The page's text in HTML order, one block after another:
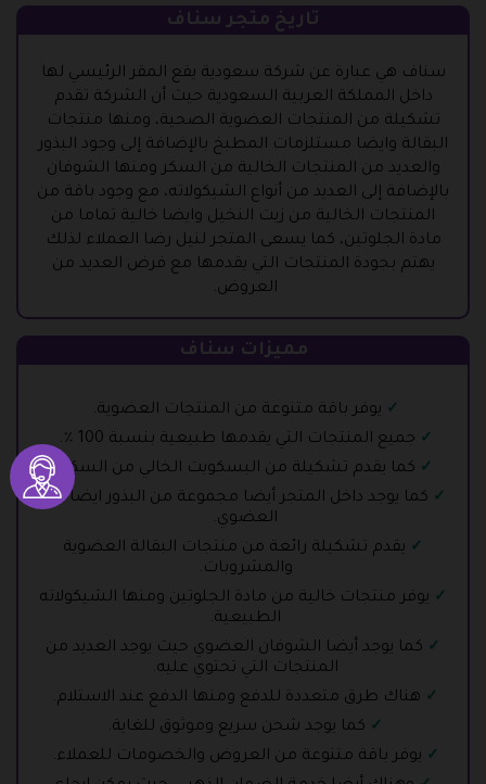
تاريخ متجر سناف
سناف هي عبارة عن شركة سعودية يقع المقر الرئيسي لها
داخل المملكة العربية السعودية حيث أن الشركة تقدم
تشكيلة من المنتجات العضوية الصحية، ومنها منتجات
البقالة وايضا مستلزمات المطبخ بالإضافة إلى وجود البذور
والعديد من المنتجات الخالية من السكر ومنها الشوفان
بالإضافة إلى العديد من أنواع الشيكولاته، مع وجود باقة من
المنتجات الخالية من زيت النخيل وايضا خالية تماما من
مادة الجلوتين، كما يسعى المتجر لنيل رضا العملاء لذلك
يهتم بجودة المنتجات التي يقدمها مع فرض العديد من
العروض.
مميزات سناف
يوفر باقة متنوعة من المنتجات العضوية.
جميع المنتجات التي يقدمها طبيعية بنسبة 100 ٪.
كما يقدم تشكيلة من البسكويت الخالي من السكر.
كما يوجد داخل المتجر أيضا مجموعة من البذور ايضا الأرز
العضوي.
يقدم تشكيلة رائعة من منتجات البقالة العضوية
والمشروبات.
يوفر منتجات خالية من مادة الجلوتين ومنها الشيكولاته
الطبيعية.
كما يوجد أيضا الشوفان العضوي حيث يوجد العديد من
المنتجات التي تحتوي عليه.
هناك طرق متعددة للدفع ومنها الدفع عند الاستلام.
كما يوجد شحن سريع وموثوق للغاية.
يوفر باقة متنوعة من العروض والخصومات للعملاء.